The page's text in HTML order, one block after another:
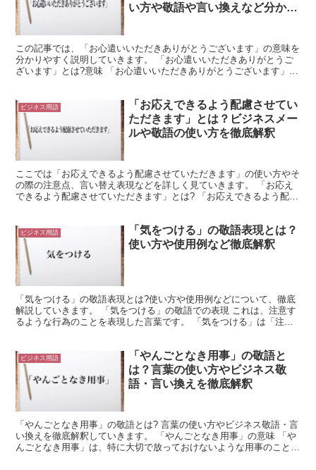
い方や敬語や言い換えなど分かり
この記事では、「お心遣いいただきありがとうございます」の意味を
分かりやすく説明していきます。 「お心遣いいただきありがとうご
ざいます」とは?意味 「お心遣いいただきありがとうございます」は
ビジネス用語
「お応えできるよう配慮させてい
ただきます」とは？ビジネスメー
ルや敬語の使い方を徹底解釈
ここでは「お応えできるよう配慮させていただきます」の使い方やそ
の際の注意点、言い替え表現などを詳しく見ていきます。 「お応え
できるよう配慮させていただきます」とは? 「お応えできるよう配慮
ビジネス用語
「気をつける」の敬語表現とは？
使い方や使用例など徹底解釈
「気をつける」の敬語表現とは?使い方や使用例などについて、徹底
解説していきます。 「気をつける」の敬語での表現 これは、注意す
るような行為のことを表現した言葉です。 「気をつける」は「注意
ビジネス用語
「やんごとなき用事」の敬語と
は？言葉の使い方やビジネス敬
語・言い換えを徹底解釈
「やんごとなき用事」の敬語とは? 言葉の使い方やビジネス敬語・言
い換えを徹底解釈していきます。 「やんごとなき用事」の意味 「や
んごとなき用事」は、特に大切で放っておけないような用事のことを